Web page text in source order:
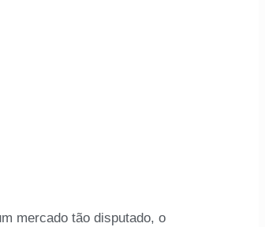
mercado tão disputado, o